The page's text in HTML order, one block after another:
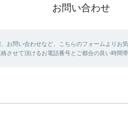
お問い合わせ
お問い合わせなど、こちらのフォームよりお
させて頂けるお電話番号とご都合の良い時間